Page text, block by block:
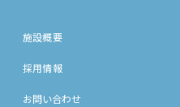
施設概要
採用情報
お問い合わせ